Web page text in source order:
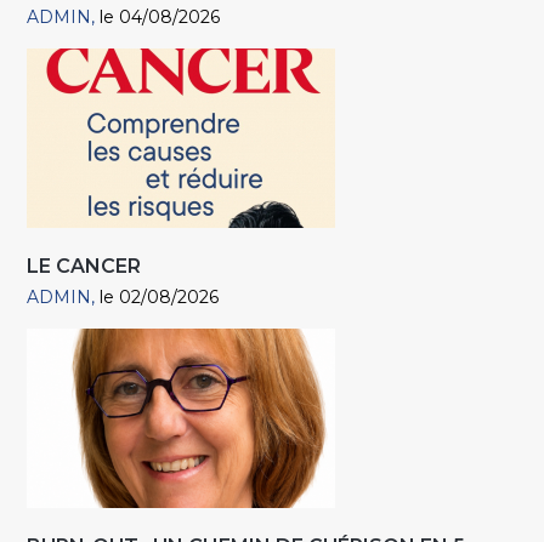
ADMIN le 04/08/2026
LE CANCER
ADMIN le 02/08/2026